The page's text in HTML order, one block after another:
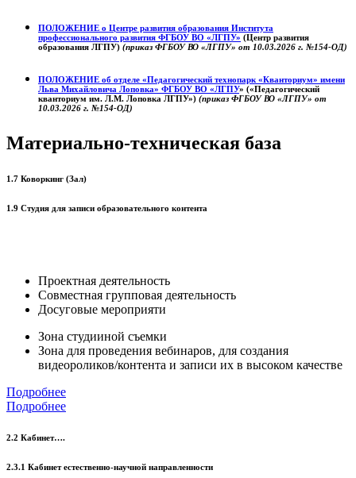
ПОЛОЖЕНИЕ о Центре развития образования Института
профессионального развития ФГБОУ ВО «ЛГПУ» (Центр развития
образования ЛГПУ) (приказ ФГБОУ ВО «ЛГПУ» от 10.03.2026 г. №154-ОД)
ПОЛОЖЕНИЕ об отделе «Педагогический технопарк «Кванториум» имени
Льва Михайловича Лоповка» ФГБОУ ВО «ЛГПУ» («Педагогический
кванториум им. Л.М. Лоповка ЛГПУ») (приказ ФГБОУ ВО «ЛГПУ» от
10.03.2026 г. №154-ОД)
Материально-техническая база
1.7 Коворкинг (Зал)
1.9 Студия для записи образовательного контента
Проектная деятельность
Совместная групповая деятельность
Досуговые мероприяти
Зона студииной съемки
Зона для проведения вебинаров, для создания
видеороликов/контента и записи их в высоком качестве
Подробнее
Подробнее
2.2 Кабинет….
2.3.1 Кабинет естественно-научной направленности